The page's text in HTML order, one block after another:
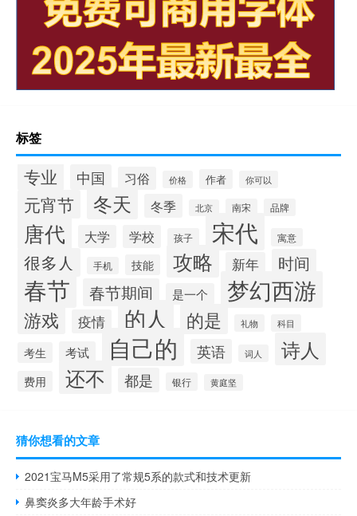
标签
专业 中国 习俗 价格 作者 你可以
元宵节 冬天 冬季 北京 南宋 品牌
唐代 大学 学校 孩子 宋代 寓意
很多人 手机 技能 攻略 新年 时间
春节 春节期间 是一个 梦幻西游
游戏 疫情 的人 的是 礼物 科目
考生 考试 自己的 英语 词人 诗人
费用 还不 都是 银行 黄庭坚
猜你想看的文章
2021宝马M5采用了常规5系的款式和技术更新
鼻窦炎多大年龄手术好